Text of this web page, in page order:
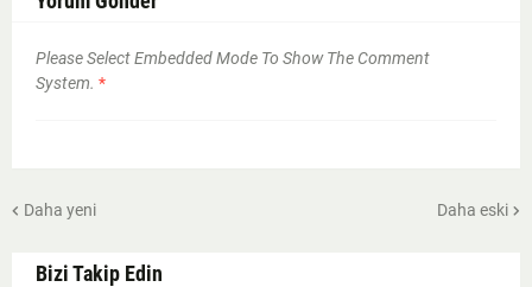
Please Select Embedded Mode To Show The Comment
System. *
Daha yeni Daha eski
Bizi Takip Edin